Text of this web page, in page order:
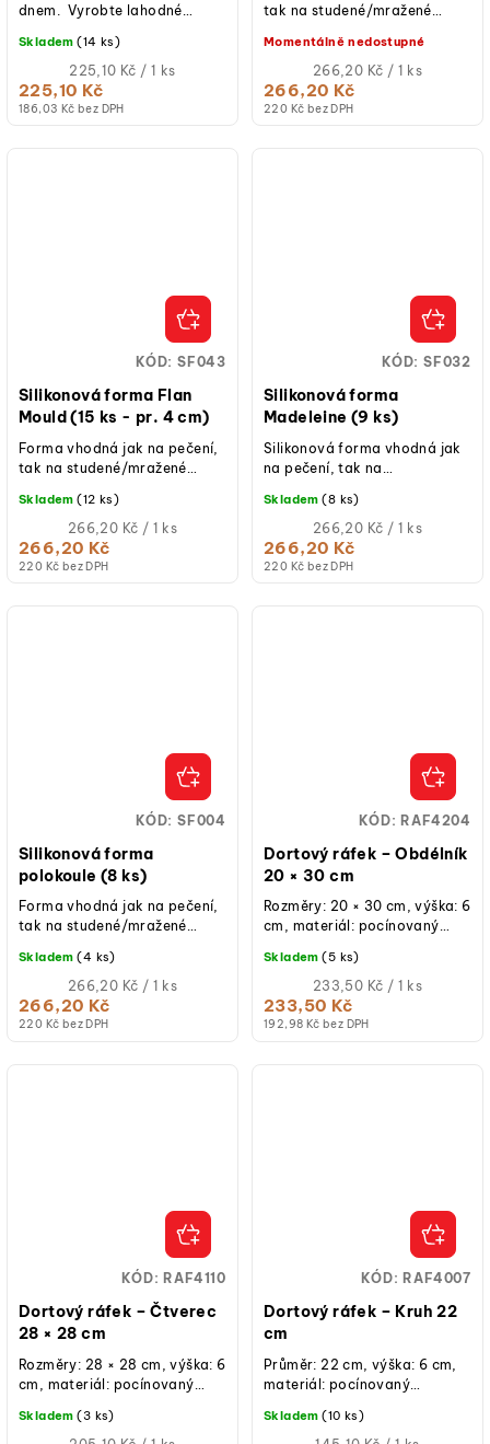
186,03 Kč bez DPH
225,10 Kč
Měrná
cena:
225,10 Kč / 1 ks
Skladem (14 ks)
dnem. Vyrobte lahodné
koláče a další dobroty v
220 Kč bez DPH
266,20 Kč
Měrná
cena:
266,20 Kč / 1 ks
Momentálně nedostupné
tak na studené/mražené
Silikonová forma Flan
Mould (15 ks - pr. 4 cm)
220 Kč bez DPH
266,20 Kč
Měrná
cena:
266,20 Kč / 1 ks
Skladem (12 ks)
Forma vhodná jak na pečení,
tak na studené/mražené
KÓD: SF043
Silikonová forma
Madeleine (9 ks)
220 Kč bez DPH
266,20 Kč
Měrná
cena:
266,20 Kč / 1 ks
Skladem (8 ks)
Silikonová forma vhodná jak
na pečení, tak na
KÓD: SF032
Silikonová forma
polokoule (8 ks)
220 Kč bez DPH
266,20 Kč
Měrná
cena:
266,20 Kč / 1 ks
Skladem (4 ks)
Forma vhodná jak na pečení,
tak na studené/mražené
KÓD: SF004
Dortový ráfek – Obdélník
20 × 30 cm
192,98 Kč bez DPH
233,50 Kč
Měrná
cena:
233,50 Kč / 1 ks
Skladem (5 ks)
Rozměry: 20 × 30 cm, výška: 6
cm, materiál: pocínovaný
pro krátkodobý styk s...
KÓD: RAF4204
Dortový ráfek – Čtverec
28 × 28 cm
Skladem (3 ks)
Rozměry: 28 × 28 cm, výška: 6
cm, materiál: pocínovaný
pro krátkodobý styk s...
KÓD: RAF4110
Dortový ráfek – Kruh 22
cm
Skladem (10 ks)
Průměr: 22 cm, výška: 6 cm,
materiál: pocínovaný
pro krátkodobý styk s...
KÓD: RAF4007